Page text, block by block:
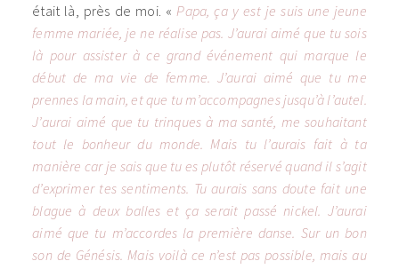
était là, près de moi. « Papa, ça y est je suis une jeune
femme mariée, je ne réalise pas. J’aurai aimé que tu sois
là pour assister à ce grand événement qui marque le
début de ma vie de femme. J’aurai aimé que tu me
prennes la main, et que tu m’accompagnes jusqu’à l’autel.
J’aurai aimé que tu trinques à ma santé, me souhaitant
tout le bonheur du monde. Mais tu l’aurais fait à ta
manière car je sais que tu es plutôt réservé quand il s’agit
d’exprimer tes sentiments. Tu aurais sans doute fait une
blague à deux balles et ça serait passé nickel. J’aurai
aimé que tu m’accordes la première danse. Sur un bon
son de Génésis. Mais voilà ce n’est pas possible, mais au